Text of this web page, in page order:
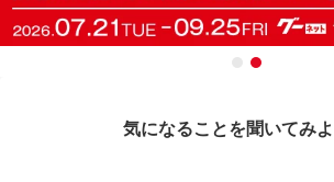
気になることを聞いてみよ